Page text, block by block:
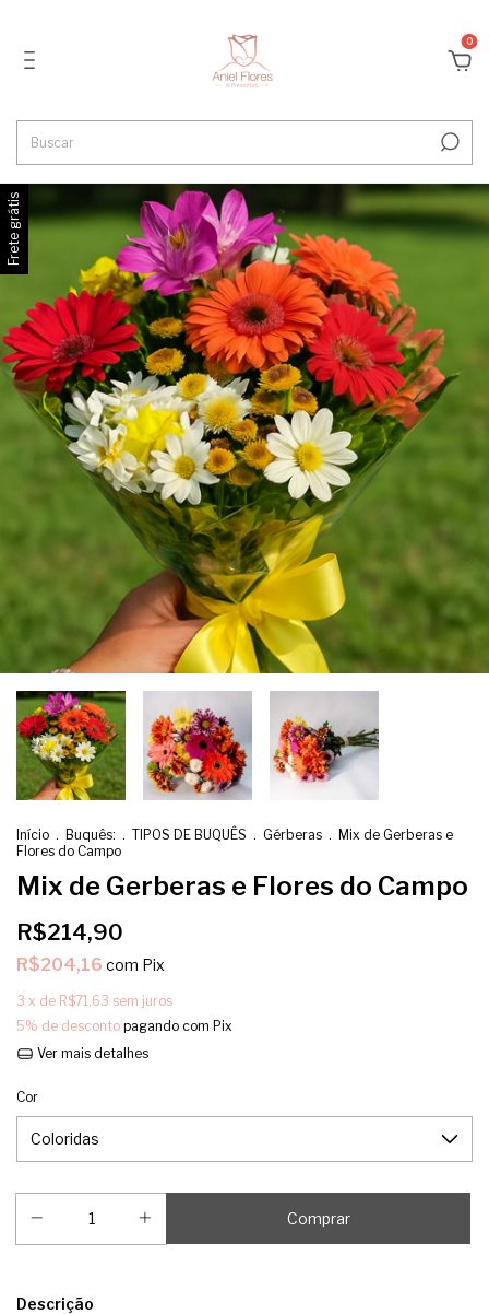
0
Frete grátis
Início . Buquês: . TIPOS DE BUQUÊS . Gérberas . Mix de Gerberas e
Flores do Campo
Mix de Gerberas e Flores do Campo
R$214,90
R$204,16 com Pix
3 x de R$71,63 sem juros
5% de desconto pagando com Pix
Ver mais detalhes
Cor
Descrição